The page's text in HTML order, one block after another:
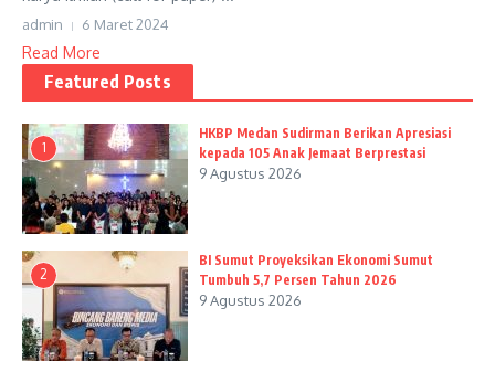
admin 6 Maret 2024
Read More
Featured Posts
1
HKBP Medan Sudirman Berikan Apresiasi
kepada 105 Anak Jemaat Berprestasi
9 Agustus 2026
2
BI Sumut Proyeksikan Ekonomi Sumut
Tumbuh 5,7 Persen Tahun 2026
9 Agustus 2026